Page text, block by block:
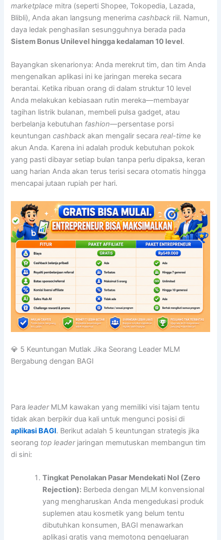
marketplace mitra (seperti Shopee, Tokopedia, Lazada,
Blibli), Anda akan langsung menerimacashback riil. Namun,
daya ledak penghasilan sesungguhnya berada pada
Sistem Bonus Unilevel hingga kedalaman 10 level.
Bayangkan skenarionya: Anda merekrut tim, dan tim Anda
mengenalkan aplikasi ini ke jaringan mereka secara
berantai. Ketika ribuan orang di dalam struktur 10 level
Anda melakukan kebiasaan rutin mereka—membayar
tagihan listrik bulanan, membeli pulsa gadget, atau
berbelanja kebutuhan fashion—persentase porsi
keuntungancashback akan mengalir secarareal-time ke
akun Anda. Karena ini adalah produk kebutuhan pokok
yang pasti dibayar setiap bulan tanpa perlu dipaksa, keran
uang harian Anda akan terus terisi secara otomatis hingga
mencapai jutaan rupiah per hari.
💎 5 Keuntungan Mutlak Jika Seorang Leader MLM
Bergabung dengan BAGI
ParaleaderMLM kawakan yang memiliki visi tajam tentu
tidak akan berpikir dua kali untuk mengunci posisi di
aplikasi BAGI. Berikut adalah 5 keuntungan strategis jika
seorang top leaderjaringan memutuskan membangun tim
di sini:
Tingkat Penolakan Pasar Mendekati Nol (Zero
Rejection): Berbeda dengan MLM konvensional
yang mengharuskan Anda mengedukasi produk
suplemen atau kosmetik yang belum tentu
dibutuhkan konsumen, BAGI menawarkan
aplikasi gratis yang memotong pengeluaran